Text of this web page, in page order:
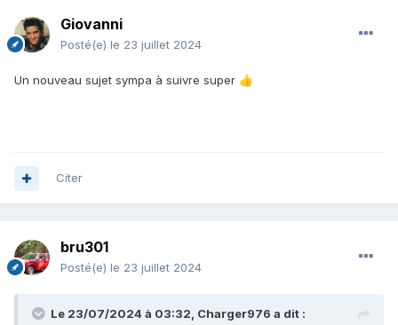
Giovanni
Posté(e) le 23 juillet 2024
Un nouveau sujet sympa à suivre super 👍
Citer
bru301
Posté(e) le 23 juillet 2024
Le 23/07/2024 à 03:32, Charger976 a dit :